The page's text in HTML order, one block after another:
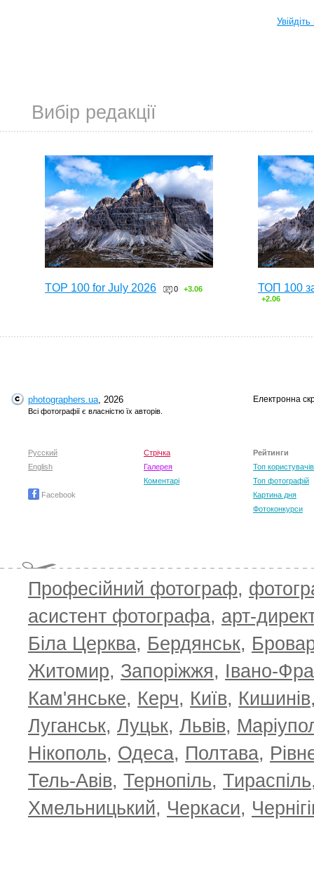
Вибір редакції
TOP 100 for July 2026 0 +3.06 ТОП 100
+2.06
TOP 100 for May 2026 0 +6.59 ТОП 100
+4.30
photographers.ua, 2026
Всі фотографії є власністю їх авторів.
Електронна
Русский
English
Facebook
Стрічка
Галерея
Коментарі
Рейтинги
Топ користувачів
Топ фотографій
Картина дня
Фотоконкурси
Професійний фотограф,
асистент фотографа, арт-
Біла Церква, Бердянськ,
Житомир, Запоріжжя, Івано-
Кам'янське, Керч, Київ, Кишинів
Луганськ, Луцьк, Львів,
Нікополь, Одеса, Полтава,
Тель-Авів, Тернопіль, Тираспіль
Хмельницький, Черкаси,